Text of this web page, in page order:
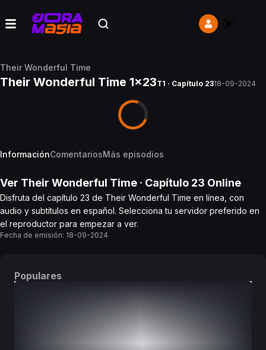
Their Wonderful Time
Their Wonderful Time 1x23T1 · Capítulo 2318-09-2024
InformaciónComentariosMás episodios
Ver Their Wonderful Time · Capítulo 23 Online
Disfruta del capítulo 23 de Their Wonderful Time en línea, con
audio y subtítulos en español. Selecciona tu servidor preferido en
el reproductor para empezar a ver.
Fecha de emisión: 18-09-2024
Populares